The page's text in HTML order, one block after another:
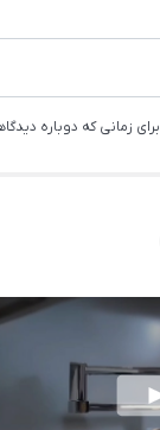
زمانی که دوباره